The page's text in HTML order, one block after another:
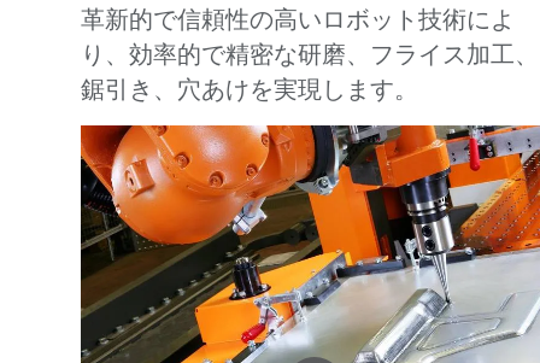
革新的で信頼性の高いロボット技術によ
り、効率的で精密な研磨、フライス加工、
鋸引き、穴あけを実現します。